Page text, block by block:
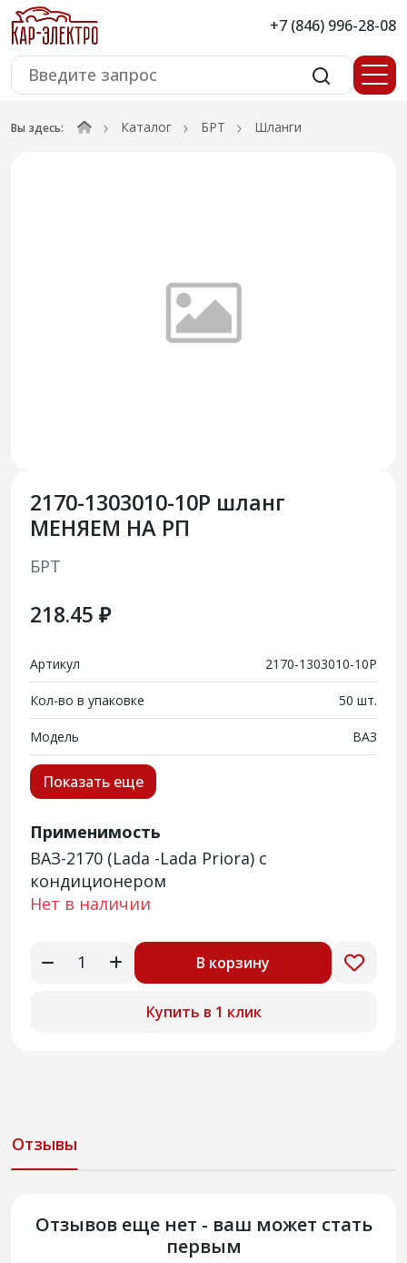
+7 (846) 996-28-08
Вы здесь: Каталог БРТ Шланги
2170-1303010-10Р шланг
МЕНЯЕМ НА РП
БРТ
218.45 ₽
Артикул 2170-1303010-10Р
Кол-во в упаковке 50 шт.
Модель ВАЗ
Показать еще
Применимость
ВАЗ-2170 (Lada -Lada Priora) c
кондиционером
Нет в наличии
В корзину
Купить в 1 клик
Отзывы
Отзывов еще нет - ваш может стать
первым